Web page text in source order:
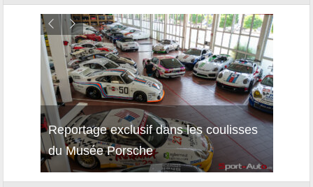
Reportage exclusif dans les coulisses
du Musée Porsche
Découverte de la nouvelle Ferrari
12Cilindri Manuale